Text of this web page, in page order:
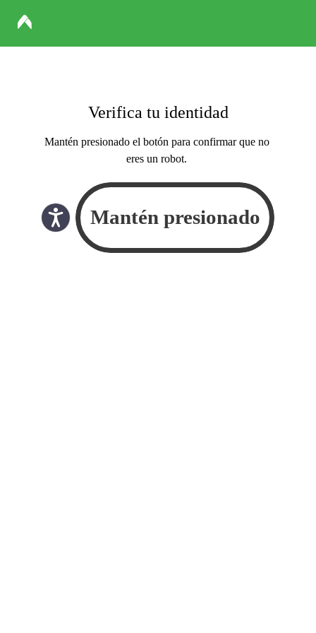
Verifica tu identidad
Mantén presionado el botón para confirmar que no
eres un robot.